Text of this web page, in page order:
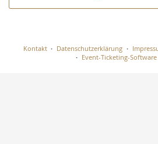
Kontakt Datenschutzerklärung
Event-Ticketing-